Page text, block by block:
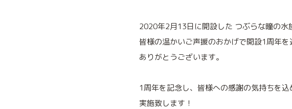
2020年2月13日に開設した つぶらな瞳の水
皆様の温かいご声援のおかげで開設1周年を
ありがとうございます。
1周年を記念し、皆様への感謝の気持ちを
実施致します！